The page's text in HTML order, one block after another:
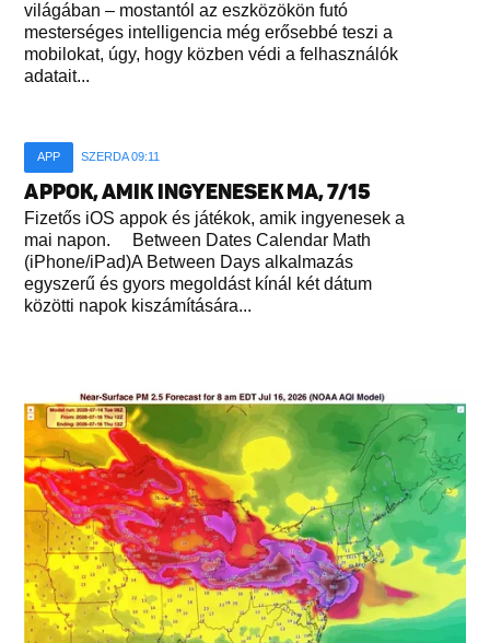
világában – mostantól az eszközökön futó
mesterséges intelligencia még erősebbé teszi a
mobilokat, úgy, hogy közben védi a felhasználók
adatait...
APP SZERDA 09:11
APPOK, AMIK INGYENESEK MA, 7/15
Fizetős iOS appok és játékok, amik ingyenesek a
mai napon. Between Dates Calendar Math
(iPhone/iPad)A Between Days alkalmazás
egyszerű és gyors megoldást kínál két dátum
közötti napok kiszámítására...